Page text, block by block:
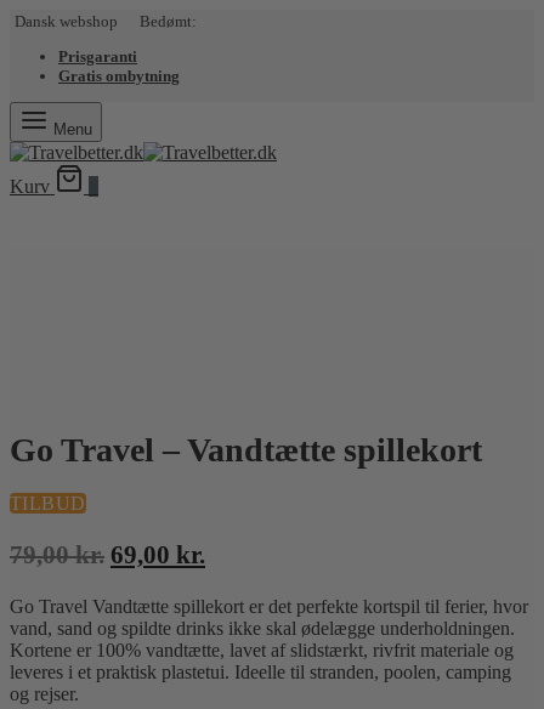
Dansk webshop Bedømt:
Prisgaranti
Gratis ombytning
Menu
Kurv
Go Travel – Vandtætte spillekort
TILBUD
79,00kr. Den
pris
var:
79,00 kr..
69,00 kr.
pris
er:
69,00 kr..
Go Travel Vandtætte spillekort er det perfekte kortspil til ferier, hvor
vand, sand og spildte drinks ikke skal ødelægge underholdningen.
Kortene er 100% vandtætte, lavet af slidstærkt, rivfrit materiale og
leveres i et praktisk plastetui. Ideelle til stranden, poolen, camping
og rejser.